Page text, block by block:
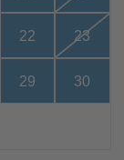
22 23
29 30